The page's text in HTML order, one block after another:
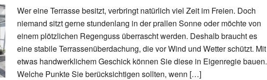
Wer eine Terrasse besitzt, verbringt natürlich viel Zeit im Freien. Doch
niemand sitzt gerne stundenlang in der prallen Sonne oder möchte von
einem plötzlichen Regenguss überrascht werden. Deshalb braucht es
eine stabile Terrassenüberdachung, die vor Wind und Wetter schützt. Mit
etwas handwerklichem Geschick können Sie diese in Eigenregie bauen.
Welche Punkte Sie berücksichtigen sollten, wenn […]